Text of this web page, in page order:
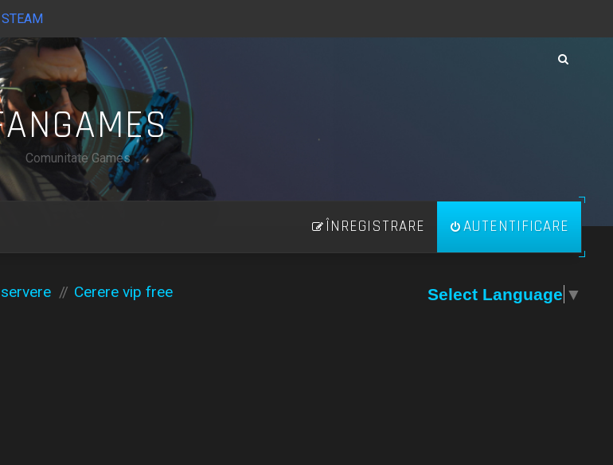
STEAM
Comunitate Games
AUTENTIFICARE
ÎNREGISTRARE
Cerere vip free Select Language ▼